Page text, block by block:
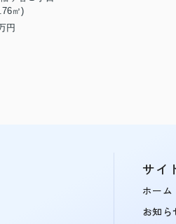
㎡)
円
サイ
ホーム
お知ら